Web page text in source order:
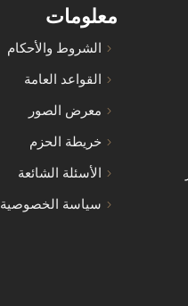
معلومات
الشروط والأحكام
القواعد العامة
معرض الصور
خريطة الحزم
الأسئلة الشائعة
سياسة الخصوصية